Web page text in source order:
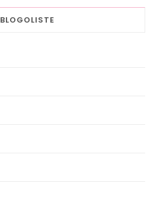
BLOGOLISTE